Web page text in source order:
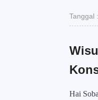
Tanggal
Hai